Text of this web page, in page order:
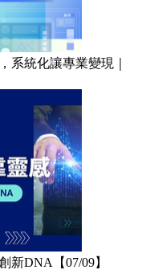
系統化讓專業變現｜
新DNA【07/09】